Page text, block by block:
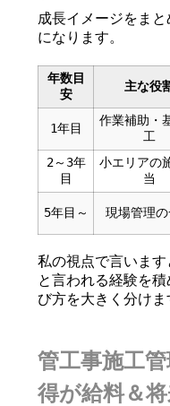
成長イメージをま
になります。
年数目
安
主な役
1年目
作業補助・
工
2～3年
目
小エリアの
当
5年目～ 現場管理
私の視点で言います
と言われる経験を
び方を大きく分けま
管工事施工
得が給料＆